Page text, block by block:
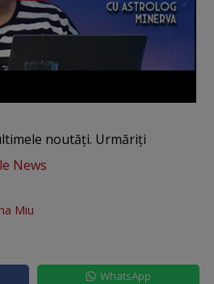
noutăți. Urmăriți
News
Miu
WhatsApp